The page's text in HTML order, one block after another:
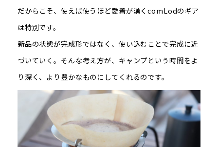
だからこそ、使えば使うほど愛着が湧くcomLodのギア
は特別です。
新品の状態が完成形ではなく、使い込むことで完成に近
づいていく。そんな考え方が、キャンプという時間をよ
り深く、より豊かなものにしてくれるのです。